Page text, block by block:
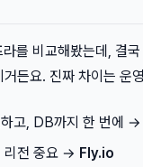
를 비교해봤는데, 결
든요. 진짜 차이는 운
고, DB까지 한 번에 →
리전 중요 → Fly.io